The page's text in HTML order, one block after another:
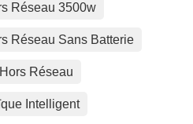
Réseau 3500w
Réseau Sans Batterie
Réseau
Intelligent